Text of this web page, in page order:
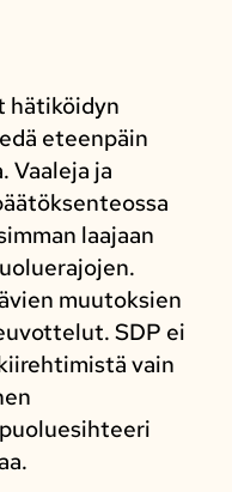
hätiköidyn
eteenpäin
Vaaleja ja
laajaan
muutoksien
SDP ei
vain